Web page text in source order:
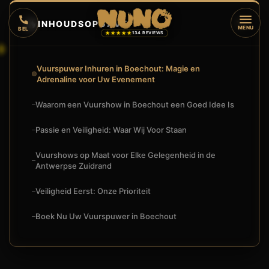
BEL
★★★★★134 REVIEWS
MENU
🔥INHOUDSOPGAVE ▼
Vuurspuwer Inhuren in Boechout: Magie en
Adrenaline voor Uw Evenement
Waarom een Vuurshow in Boechout een Goed Idee Is
Passie en Veiligheid: Waar Wij Voor Staan
Vuurshows op Maat voor Elke Gelegenheid in de
Antwerpse Zuidrand
Veiligheid Eerst: Onze Prioriteit
Boek Nu Uw Vuurspuwer in Boechout